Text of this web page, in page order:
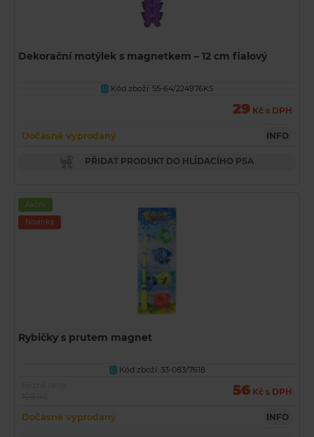
Dekorační motýlek s magnetkem – 12 cm fialový
U Kód zboží: 55-64/224976KS
29 Kč s DPH
Dočasně vyprodaný INFO
PŘIDAT PRODUKT DO HLÍDACÍHO PSA
Akční
Novinka
Rybičky s prutem magnet
U Kód zboží: 33-083/7618
56 Kč s DPH
Dočasně vyprodaný INFO